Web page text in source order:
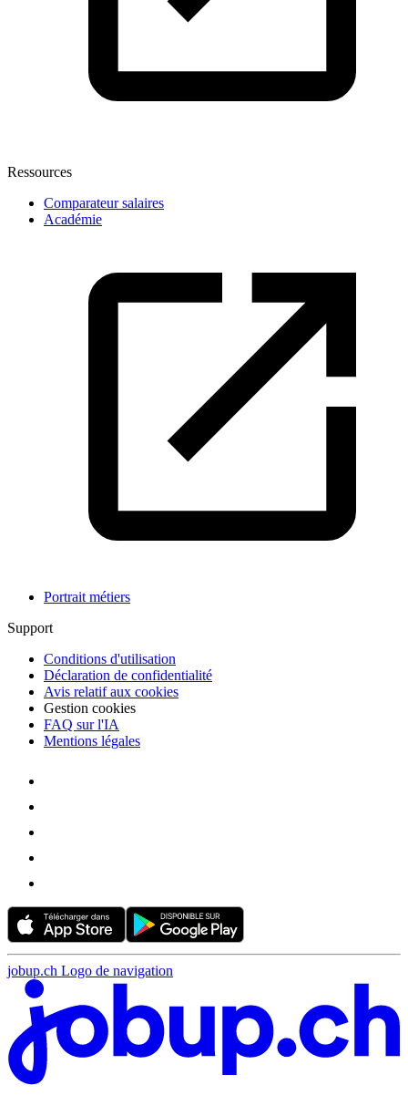
Ressources
Comparateur salaires
Académie
Portrait métiers
Support
Conditions d'utilisation
Déclaration de confidentialité
Avis relatif aux cookies
Gestion cookies
FAQ sur l'IA
Mentions légales
jobup.ch Logo de navigation